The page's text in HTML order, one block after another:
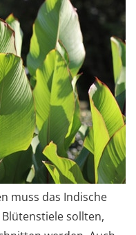
muss das Indische
sollten,